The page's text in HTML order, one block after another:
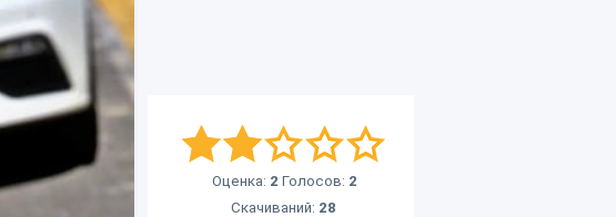
Оценка: 2 Голосов: 2
Скачиваний: 28